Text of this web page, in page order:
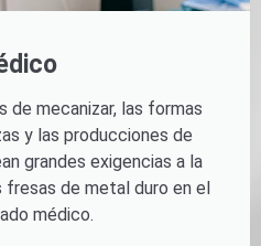
de mecanizar, las formas
y las producciones de
grandes exigencias a la
de metal duro en el
médico.